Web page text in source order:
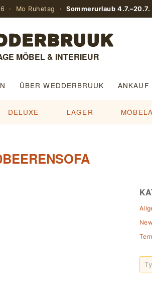
· Mo Ruhetag ·Sommerurlaub 4.7.–20.7.
MÖBEL & INTERIEUR
ÜBER WEDDERBRUUK ANKAUF
DELUXE LAGER